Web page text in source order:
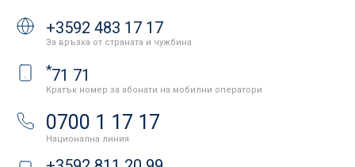
+3592 483 17 17
За връзка от страната и чужбина
*71 71
Кратък номер за абонати на мобилни оператори
0700 1 17 17
Национална линия